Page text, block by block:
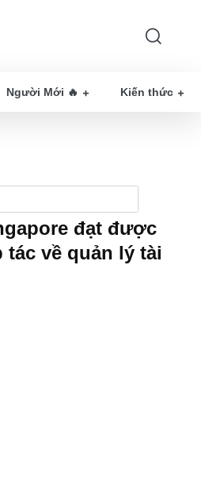
Người Mới 🔥 Kiến thức
đạt được
về quản lý tài